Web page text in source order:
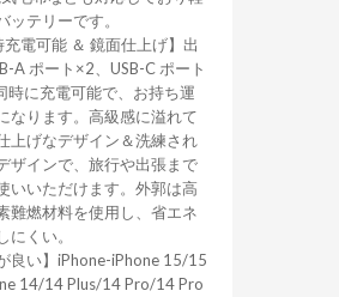
ッテリーです。
充電可能 ＆ 鏡面仕上げ】出
A ポート×2、USB-C ポート
時に充電可能で、お持ち運
なります。高級感に溢れて
上げなデザイン＆洗練され
ザインで、旅行や出張まで
いいただけます。外郭は高
難燃材料を使用し、省エネ
にくい。
良い】iPhone-iPhone 15/15
14/14 Plus/14 Pro/14 Pro